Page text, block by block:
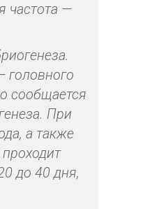
частота —
головного
сообщается
При
а также
до 40 дня,